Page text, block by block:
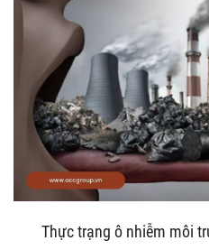
Thực trạng ô nhiễm môi